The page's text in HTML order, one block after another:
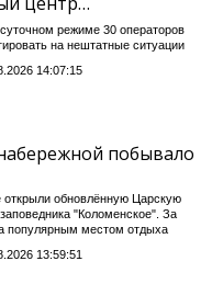
режиме 30 операторов
на нештатные ситуации
14:07:15
побывало
открыли обновлённую Царскую
"Коломенское". За
популярным местом отдыха
13:59:51